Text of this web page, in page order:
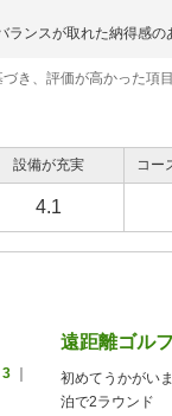
ンスが取れた納得感の
き、評価が高かった項
設備が充実 コー
4.1
3
遠距離ゴルフ
初めてうかがい
泊で2ラウンド